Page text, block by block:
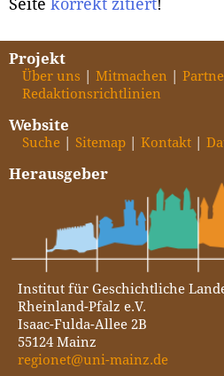
Seite korrekt zitiert!
Projekt
Über uns Mitmachen
Redaktionsrichtlinien
Website
Suche Sitemap Kontakt
Herausgeber
Institut für Geschichtliche
Rheinland-Pfalz e.V.
Isaac-Fulda-Allee 2B
55124 Mainz
regionet@uni-mainz.de